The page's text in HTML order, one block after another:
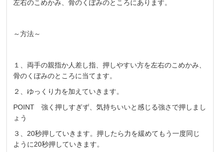
左右のこめかみ、骨のくぼみのところにあります。
～方法～
１、両手の親指か人差し指、押しやすい方を左右のこめかみ、
骨のくぼみのところに当てます。
２、ゆっくり力を加えていきます。
POINT 強く押しすぎず、気持ちいいと感じる強さで押しまし
ょう
３、20秒押していきます。押したら力を緩めてもう一度同じ
ように20秒押していきます。